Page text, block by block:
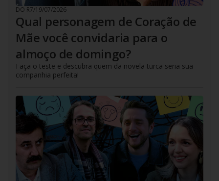
DO R7/19/07/2026
Qual personagem de Coração de
Mãe você convidaria para o
almoço de domingo?
Faça o teste e descubra quem da novela turca seria sua
companhia perfeita!